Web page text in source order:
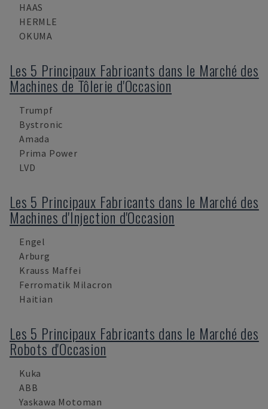
HAAS
HERMLE
OKUMA
Les 5 Principaux Fabricants dans le Marché des
Machines de Tôlerie d'Occasion
Trumpf
Bystronic
Amada
Prima Power
LVD
Les 5 Principaux Fabricants dans le Marché des
Machines d'Injection d'Occasion
Engel
Arburg
Krauss Maffei
Ferromatik Milacron
Haitian
Les 5 Principaux Fabricants dans le Marché des
Robots d'Occasion
Kuka
ABB
Yaskawa Motoman